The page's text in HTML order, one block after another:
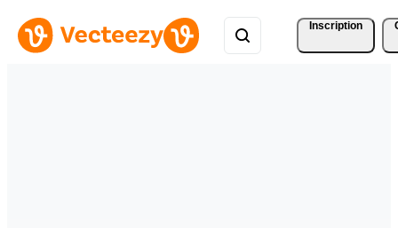
Inscription